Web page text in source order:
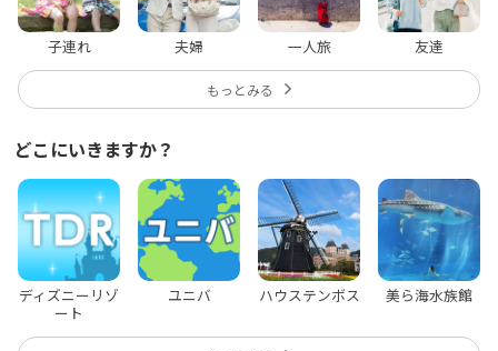
子連れ 夫婦 一人旅 友達
もっとみる
どこにいきますか？
ディズニーリゾ
ート
ユニバ ハウステンボス 美ら海水族館